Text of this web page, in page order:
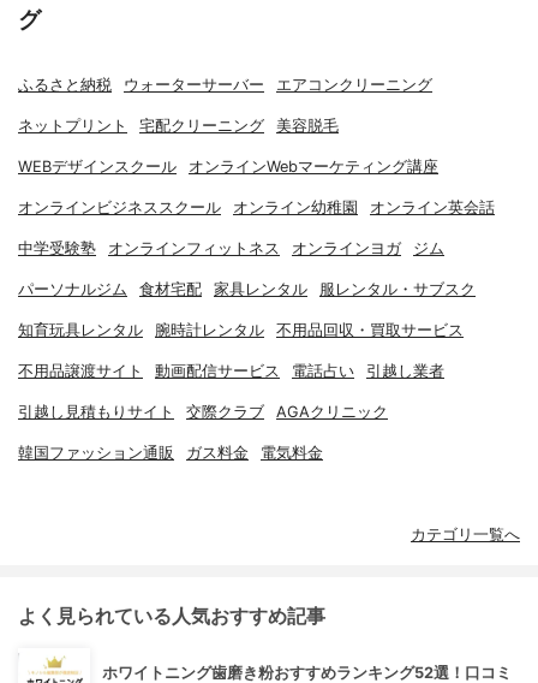
グ
ふるさと納税 ウォーターサーバー エアコンクリーニング
ネットプリント 宅配クリーニング 美容脱毛
WEBデザインスクール オンラインWebマーケティング講座
オンラインビジネススクール オンライン幼稚園 オンライン英会話
中学受験塾 オンラインフィットネス オンラインヨガ ジム
パーソナルジム 食材宅配 家具レンタル 服レンタル・サブスク
知育玩具レンタル 腕時計レンタル 不用品回収・買取サービス
不用品譲渡サイト 動画配信サービス 電話占い 引越し業者
引越し見積もりサイト 交際クラブ AGAクリニック
韓国ファッション通販 ガス料金 電気料金
カテゴリ一覧へ
よく見られている人気おすすめ記事
ホワイトニング歯磨き粉おすすめランキング52選！口コミ